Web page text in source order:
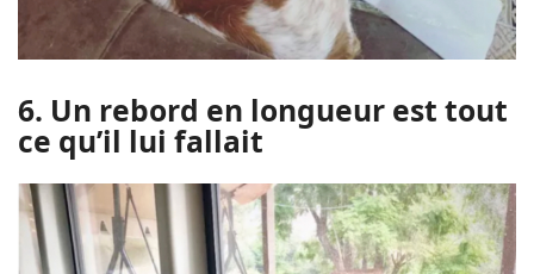
6. Un rebord en longueur est tout
ce qu’il lui fallait